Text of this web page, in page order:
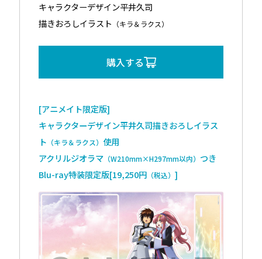
キャラクターデザイン平井久司
描きおろしイラスト （キラ＆ラクス）
購入する
[アニメイト限定版]
キャラクターデザイン平井久司描きおろしイラス
ト （キラ＆ラクス）使用
アクリルジオラマ （W210mm×H297mm以内） つき
Blu-ray特装限定版[19,250円 （税込）]